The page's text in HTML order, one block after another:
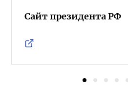
Сайт президента РФ